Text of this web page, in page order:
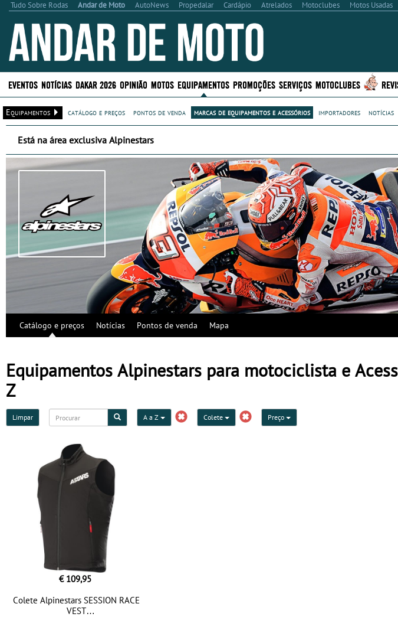
Tudo Sobre Rodas Andar de Moto AutoNews Propedalar Cardápio Atrelados Motoclubes Motos Usadas
EVENTOS NOTÍCIAS DAKAR 2026 OPINIÃO MOTOS EQUIPAMENTOS PROMOÇÕES SERVIÇOS MOTOCLUBES
Equipamentos catálogo e preços pontos de venda marcas de equipamentos e acessórios importadores notícias
Está na área exclusiva Alpinestars
Catálogo e preços Notícias Pontos de venda Mapa
Equipamentos Alpinestars para motociclista e
Z
Limpar A a Z Colete Preço
€ 109,95
Colete Alpinestars SESSION RACE
VEST